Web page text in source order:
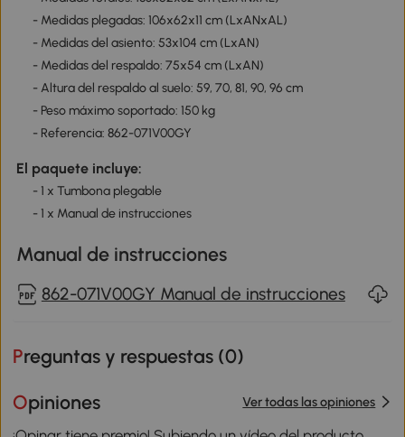
- Medidas plegadas: 106x62x11 cm (LxANxAL)
- Medidas del asiento: 53x104 cm (LxAN)
- Medidas del respaldo: 75x54 cm (LxAN)
- Altura del respaldo al suelo: 59, 70, 81, 90, 96 cm
- Peso máximo soportado: 150 kg
- Referencia: 862-071V00GY
El paquete incluye:
- 1 x Tumbona plegable
- 1 x Manual de instrucciones
Manual de instrucciones
862-071V00GY Manual de instrucciones
Preguntas y respuestas (0)
Opiniones Ver todas las opiniones